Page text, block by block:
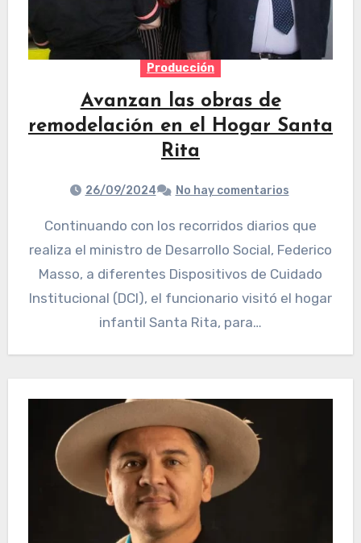
Producción
Avanzan las obras de
remodelación en el Hogar Santa
Rita
26/09/2024 No hay comentarios
Continuando con los recorridos diarios que
realiza el ministro de Desarrollo Social, Federico
Masso, a diferentes Dispositivos de Cuidado
Institucional (DCI), el funcionario visitó el hogar
infantil Santa Rita, para…